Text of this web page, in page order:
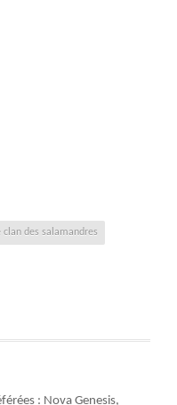
clan des salamandres
: Nova Genesis,